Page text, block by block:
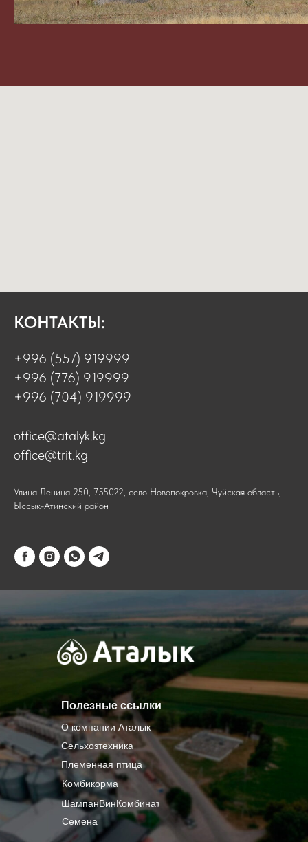
КОНТАКТЫ:
+996 (557) 919999
+996 (776) 919999
+996 (704) 919999
office@atalyk.kg
office@trit.kg
Улица Ленина 250, 755022, село Новопокровка, Чуйская область,
Ыссык-Атинский район
О компании Аталык
Полезные ссылки
Сельхозтехника
Комбикорма
ШампанВинКомбинат
Племенная птица
Семена